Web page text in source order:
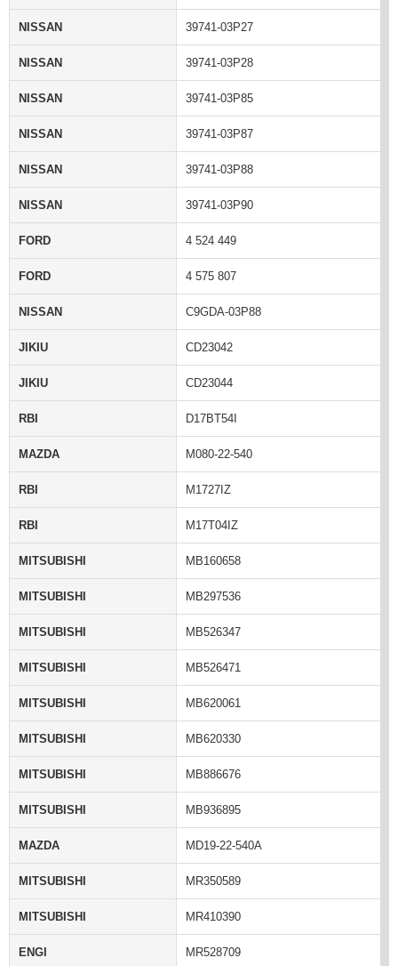
NISSAN 39741-03P27
NISSAN 39741-03P28
NISSAN 39741-03P85
NISSAN 39741-03P87
NISSAN 39741-03P88
NISSAN 39741-03P90
FORD 4 524 449
FORD 4 575 807
NISSAN C9GDA-03P88
JIKIU CD23042
JIKIU CD23044
RBI D17BT54I
MAZDA M080-22-540
RBI M1727IZ
RBI M17T04IZ
MITSUBISHI MB160658
MITSUBISHI MB297536
MITSUBISHI MB526347
MITSUBISHI MB526471
MITSUBISHI MB620061
MITSUBISHI MB620330
MITSUBISHI MB886676
MITSUBISHI MB936895
MAZDA MD19-22-540A
MITSUBISHI MR350589
MITSUBISHI MR410390
ENGI MR528709